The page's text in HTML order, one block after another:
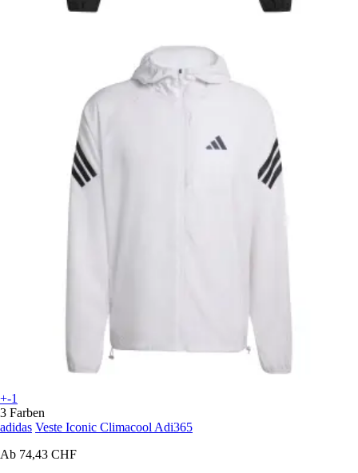
+-1
3 Farben
adidas Veste Iconic Climacool Adi365
Ab 74,43 CHF